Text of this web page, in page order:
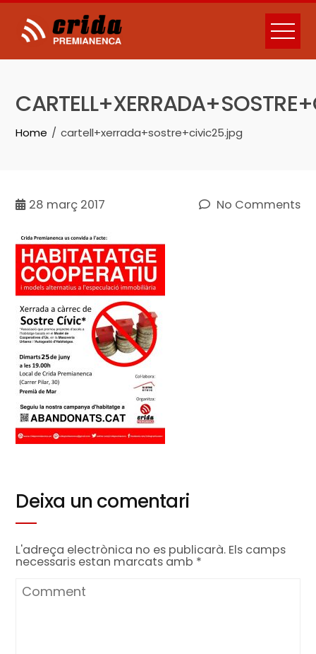
Skip
content
Home cartell+xerrada+sostre+civic25.jpg
28 març 2017 No Comments
Deixa un comentari
L'adreça electrònica no es publicarà. Els camps
necessaris estan marcats amb *